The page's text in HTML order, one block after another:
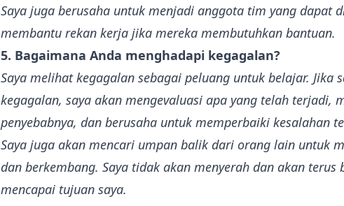
Saya juga berusaha untuk menjadi anggota tim yang dapat
membantu rekan kerja jika mereka membutuhkan bantuan.
5. Bagaimana Anda menghadapi kegagalan?
Saya melihat kegagalan sebagai peluang untuk belajar. Jika
kegagalan, saya akan mengevaluasi apa yang telah terjadi,
penyebabnya, dan berusaha untuk memperbaiki kesalahan
Saya juga akan mencari umpan balik dari orang lain untuk
dan berkembang. Saya tidak akan menyerah dan akan terus
mencapai tujuan saya.